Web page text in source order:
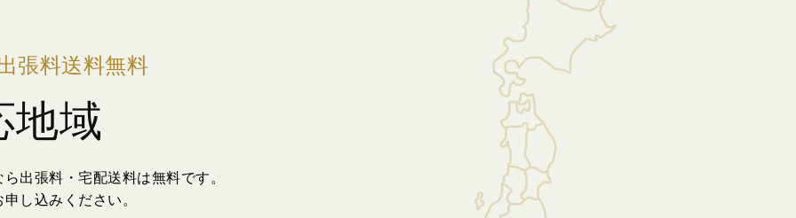
張料送料無料
地域
出張料・宅配送料は無料です。
し込みください。